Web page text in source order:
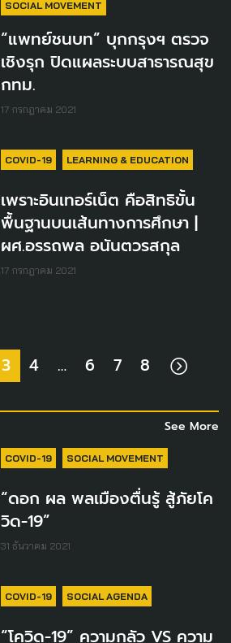
SOCIAL MOVEMENT
“แพทย์ชนบท” บุกกรุงฯ ตรวจ
เชิงรุก ปิดแผลระบบสาธารณสุข
กทม.
17 กรกฎาคม 2021
COVID-19 LEARNING & EDUCATION
เพราะอินเทอร์เน็ต คือสิทธิขั้น
พื้นฐานบนเส้นทางการศึกษา |
ผศ.อรรถพล อนันตวรสกุล
17 กรกฎาคม 2021
3 4 … 6 7 8
See More
COVID-19 SOCIAL MOVEMENT
“ดอก ผล พลเมืองตื่นรู้ สู้ภัยโค
วิด-19”
31 ธันวาคม 2021
COVID-19 SOCIAL AGENDA
“โควิด-19” ความกลัว VS ความ